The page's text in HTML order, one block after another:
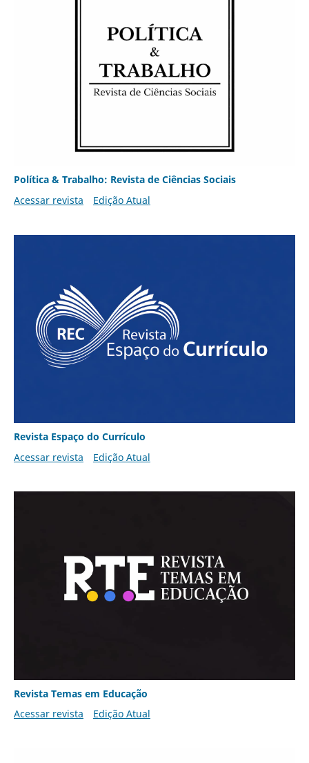
Política & Trabalho: Revista de Ciências Sociais
Acessar revista
Edição Atual
Revista Espaço do Currículo
Acessar revista
Edição Atual
Revista Temas em Educação
Acessar revista
Edição Atual